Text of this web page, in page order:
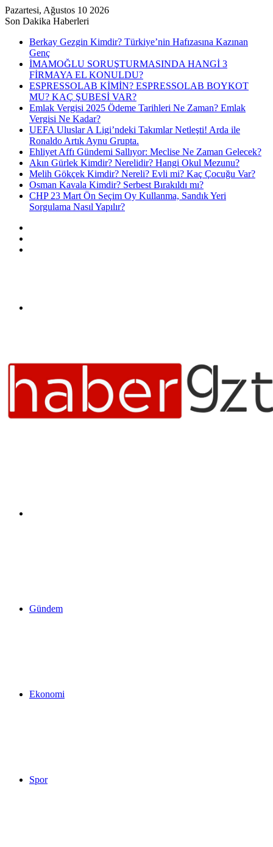
Pazartesi, Ağustos 10 2026
Son Dakika Haberleri
Berkay Gezgin Kimdir? Türkiye’nin Hafızasına Kazınan
Genç
İMAMOĞLU SORUŞTURMASINDA HANGİ 3
FİRMAYA EL KONULDU?
ESPRESSOLAB KİMİN? ESPRESSOLAB BOYKOT
MU? KAÇ ŞUBESİ VAR?
Emlak Vergisi 2025 Ödeme Tarihleri Ne Zaman? Emlak
Vergisi Ne Kadar?
UEFA Uluslar A Ligi’ndeki Takımlar Netleşti! Arda ile
Ronaldo Artık Aynu Grupta.
Ehliyet Affı Gündemi Sallıyor: Meclise Ne Zaman Gelecek?
Akın Gürlek Kimdir? Nerelidir? Hangi Okul Mezunu?
Melih Gökçek Kimdir? Nereli? Evli mi? Kaç Çocuğu Var?
Osman Kavala Kimdir? Serbest Bırakıldı mı?
CHP 23 Mart Ön Seçim Oy Kullanma, Sandık Yeri
Sorgulama Nasıl Yapılır?
Gündem
Ekonomi
Spor